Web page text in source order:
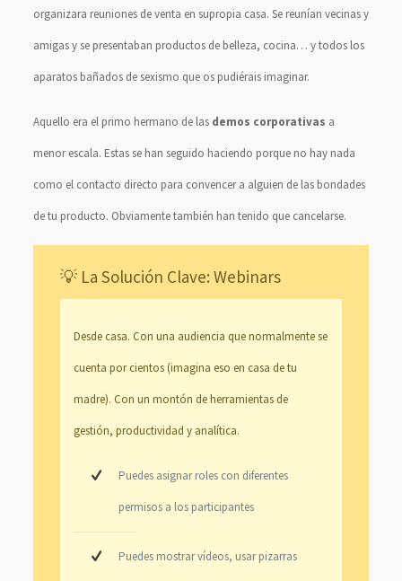
organizara reuniones de venta en supropia casa. Se reunían vecinas y
amigas y se presentaban productos de belleza, cocina… y todos los
aparatos bañados de sexismo que os pudiérais imaginar.
Aquello era el primo hermano de las demos corporativas a
menor escala. Estas se han seguido haciendo porque no hay nada
como el contacto directo para convencer a alguien de las bondades
de tu producto. Obviamente también han tenido que cancelarse.
💡 La Solución Clave: Webinars
Desde casa. Con una audiencia que normalmente se
cuenta por cientos (imagina eso en casa de tu
madre). Con un montón de herramientas de
gestión, productividad y analítica.
Puedes asignar roles con diferentes
permisos a los participantes
Puedes mostrar vídeos, usar pizarras